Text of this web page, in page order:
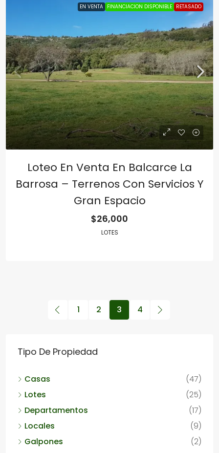
EN VENTA FINANCIACION DISPONIBLE RETASADO
Loteo En Venta En Balcarce La
Barrosa – Terrenos Con Servicios Y
Gran Espacio
$26,000
LOTES
1 2 3 4
Tipo De Propiedad
Casas
(47)
Lotes
(25)
Departamentos
(17)
Locales
(9)
Galpones
(2)